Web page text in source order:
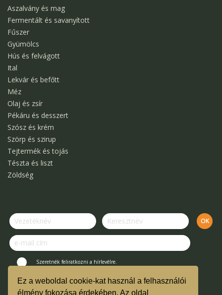
Ez a weboldal cookie-kat használ a felhasználói
élmény fokozása érdekében. Az oldal
Aszalvány és mag
Fermentált és savanyított
Fűszer
Gyümölcs
Hús és felvágott
Ital
Lekvár és befőtt
Méz
Olaj és zsír
Pékáru és desszert
Szósz és krém
Szörp és szirup
Tejtermék és tojás
Tészta és liszt
Zöldség
Szeretnék feliratkozni a hírlevélre.
© Kertek Íze Bevásárló Közösség.